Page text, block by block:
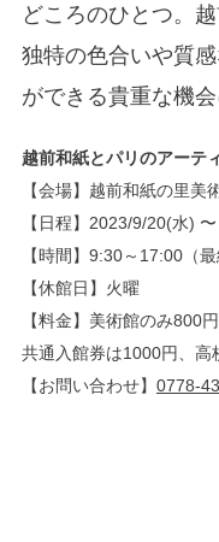
どころのひとつ。
独特の色合いや質
ができる貴重な機会
越前和紙とパリのアーテ
【会場】越前和紙の里美
【日程】2023/9/20(水)
【時間】9:30～17:00（
【休館日】火曜
【料金】美術館のみ800
共通入館券は1000円、高
【お問い合わせ】 0778-